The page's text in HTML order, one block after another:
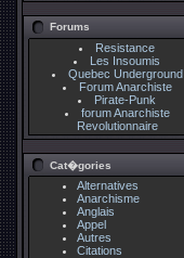
Forums
Resistance
Les Insoumis
Quebec Underground
Forum Anarchiste
Pirate-Punk
forum Anarchiste
Revolutionnaire
Cat�gories
Alternatives
Anarchisme
Anglais
Appel
Autres
Citations